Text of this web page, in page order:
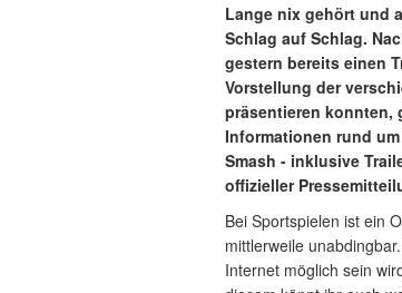
Lange nix gehört und
Schlag auf Schlag.
gestern bereits einen
Vorstellung der
präsentieren konnten,
Informationen rund
Smash - inklusive
offizieller
Bei Sportspielen ist ein
mittlerweile
Internet möglich sein